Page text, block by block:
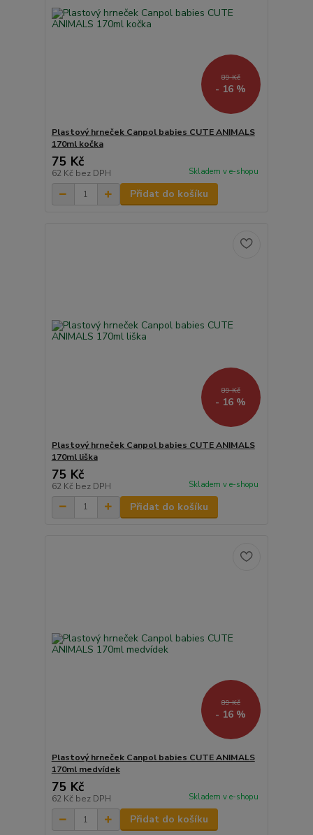
89 Kč
- 16 %
Plastový hrneček Canpol babies CUTE ANIMALS
170ml kočka
75 Kč
62 Kč bez DPH Skladem v e-shopu
Přidat do košíku
89 Kč
- 16 %
Plastový hrneček Canpol babies CUTE ANIMALS
170ml liška
75 Kč
62 Kč bez DPH Skladem v e-shopu
Přidat do košíku
89 Kč
- 16 %
Plastový hrneček Canpol babies CUTE ANIMALS
170ml medvídek
75 Kč
62 Kč bez DPH Skladem v e-shopu
Přidat do košíku